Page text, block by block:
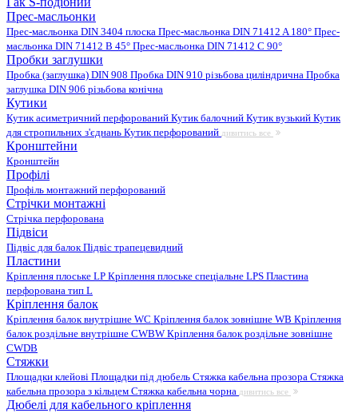
Прес-масльонки
Прес-масльонка DIN 3404 плоска Прес-масльонка DIN 71412 A 180° Прес-
масльонка DIN 71412 B 45° Прес-масльонка DIN 71412 C 90°
Пробки заглушки
Пробка (заглушка) DIN 908 Пробка DIN 910 різьбова циліндрична Пробка
заглушка DIN 906 різьбова конічна
Кутики
Кутик асиметричний перфорований Кутик балочний Кутик вузький Кутик
для стропильних з'єднань Кутик перфорований дивитись все
Кронштейни
Кронштейн
Профілі
Профіль монтажний перфорований
Стрічки монтажні
Стрічка перфорована
Підвіси
Підвіс для балокПідвіс трапецевидний
Пластини
Кріплення плоське LP Кріплення плоське спеціальне LPS Пластина
перфорована тип L
Кріплення балок
Кріплення балок внутрішне WC Кріплення балок зовнішне WB Кріплення
балок роздільне внутрішне CWBW Кріплення балок роздільне зовнішне
CWDB
Стяжки
Площадки клейові Площадки під дюбель Стяжка кабельна прозора Стяжка
кабельна прозора з кільцем Стяжка кабельна чорна дивитись все
Дюбелі для кабельного кріплення